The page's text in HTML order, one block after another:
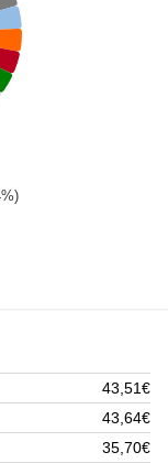
(3.37%)
43,51€
43,64€
35,70€